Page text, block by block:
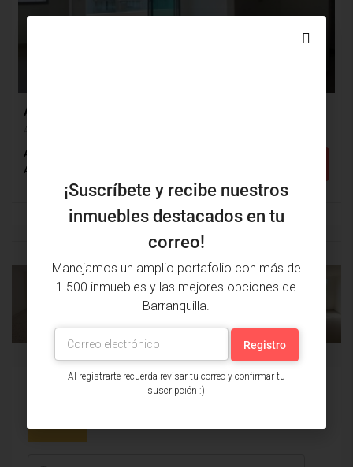
Alcobas: 2
Apartamento
PROPIEDAD
ANTERIOR
PRÓXIMA
PROPIEDAD
Issa Saieh Inmobiliaria
¡Suscríbete y recibe nuestros
inmuebles destacados en tu
correo!
Manejamos un amplio portafolio con más de
1.500 inmuebles y las mejores opciones de
Barranquilla.
Al registrarte recuerda revisar tu correo y confirmar tu
suscripción :)